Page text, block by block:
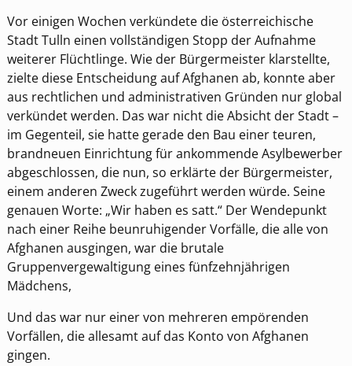
Vor einigen Wochen verkündete die österreichische
Stadt Tulln einen vollständigen Stopp der Aufnahme
weiterer Flüchtlinge. Wie der Bürgermeister klarstellte,
zielte diese Entscheidung auf Afghanen ab, konnte aber
aus rechtlichen und administrativen Gründen nur global
verkündet werden. Das war nicht die Absicht der Stadt –
im Gegenteil, sie hatte gerade den Bau einer teuren,
brandneuen Einrichtung für ankommende Asylbewerber
abgeschlossen, die nun, so erklärte der Bürgermeister,
einem anderen Zweck zugeführt werden würde. Seine
genauen Worte: „Wir haben es satt.“ Der Wendepunkt
nach einer Reihe beunruhigender Vorfälle, die alle von
Afghanen ausgingen, war die brutale
Gruppenvergewaltigung eines fünfzehnjährigen
Mädchens,
Und das war nur einer von mehreren empörenden
Vorfällen, die allesamt auf das Konto von Afghanen
gingen.